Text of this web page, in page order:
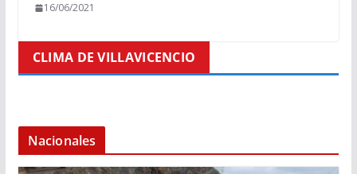
16/06/2021
CLIMA DE VILLAVICENCIO
Nacionales